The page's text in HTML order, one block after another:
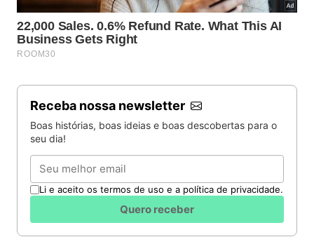
Receba nossa newsletter
Boas histórias, boas ideias e boas descobertas para o
seu dia!
Email
Li e aceito os termos de uso e a política de privacidade.
Quero receber